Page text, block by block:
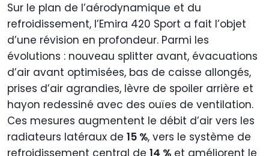
Sur le plan de l’aérodynamique et du
refroidissement, l’Emira 420 Sport a fait l’objet
d’une révision en profondeur. Parmi les
évolutions : nouveau splitter avant, évacuations
d’air avant optimisées, bas de caisse allongés,
prises d’air agrandies, lèvre de spoiler arrière et
hayon redessiné avec des ouïes de ventilation.
Ces mesures augmentent le débit d’air vers les
radiateurs latéraux de 15 %, vers le système de